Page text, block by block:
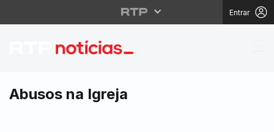
Entrar
PR promete
Abusos na Igreja